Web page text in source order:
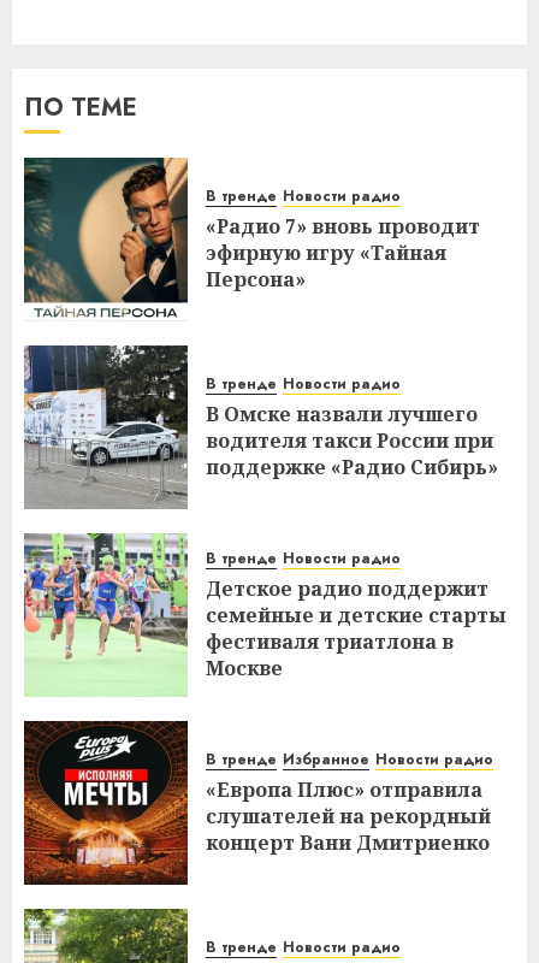
ПО ТЕМЕ
В тренде Новости радио
«Радио 7» вновь проводит
эфирную игру «Тайная
Персона»
В тренде Новости радио
В Омске назвали лучшего
водителя такси России при
поддержке «Радио Сибирь»
В тренде Новости радио
Детское радио поддержит
семейные и детские старты
фестиваля триатлона в
Москве
В тренде Избранное Новости радио
«Европа Плюс» отправила
слушателей на рекордный
концерт Вани Дмитриенко
В тренде Новости радио